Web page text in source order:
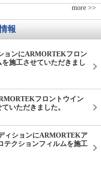
more >>
報
ョンにARMORTEKフロン
施工させていただきまし
フロントウイン
いただきました。
ィションにARMORTEKア
テクションフィルムを施工